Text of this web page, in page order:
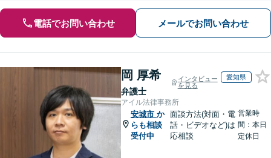
電話でお問い合わせ メールでお問い合わせ
岡 厚希
弁護士
インタビュー
を見る
愛知県
アイル法律事務所
安城市 か
らも相談
受付中
面談方法(対面・電
話・ビデオなど)は
応相談
営業時
間：本日
定休日